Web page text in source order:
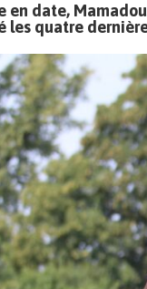
date,
les quatre